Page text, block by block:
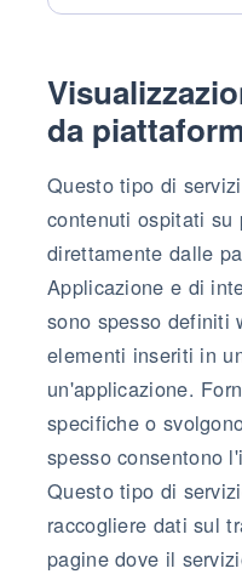
da
Questo tipo di
contenuti ospitati su
direttamente dalle
Applicazione e di
sono spesso definiti
elementi inseriti in
un'applicazione.
specifiche o
spesso consentono
Questo tipo di
raccogliere dati sul
pagine dove il